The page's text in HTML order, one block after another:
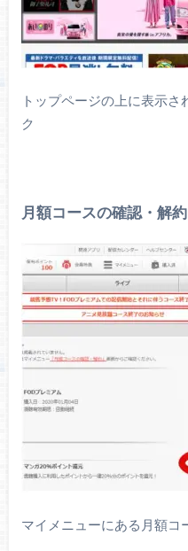
トップページの上に表示
ク
月額コースの確認・解
マイメニューにある月額コ